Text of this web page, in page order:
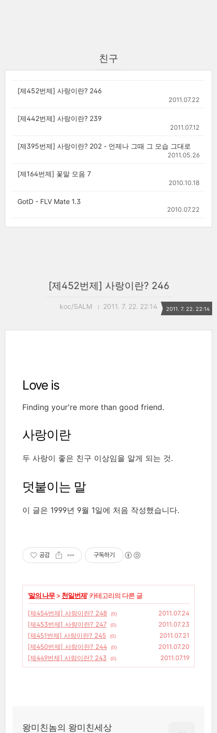
친구
[제452번제] 사랑이란? 246
2011.07.22
[제442번제] 사랑이란? 239
2011.07.12
[제395번제] 사랑이란? 202 - 언제나 그때 그 모습 그대로
2011.05.26
[제164번제] 꽃말 모음 7
2010.10.18
GotD - FLV Mate 1.3
2010.07.22
[제452번제] 사랑이란? 246
koc/SALM 2011. 7. 22. 22:14 2011. 7. 22. 22:14
Love is
Finding your're more than good friend.
사랑이란
두 사랑이 좋은 친구 이상임을 알게 되는 것.
덧붙이는 말
이 글은 1999년 9월 1일에 처음 작성했습니다.
공감 구독하기
'말의 나무> 천일번제' 카테고리의 다른 글
[제454번제] 사랑이란? 248 (0)
2011.07.24
[제453번제] 사랑이란? 247
(0)
2011.07.23
[제451번제] 사랑이란? 245
(0)
2011.07.21
[제450번제] 사랑이란? 244
(0)
2011.07.20
[제449번제] 사랑이란? 243
(0) 2011.07.19
왕미친놈의 왕미친세상